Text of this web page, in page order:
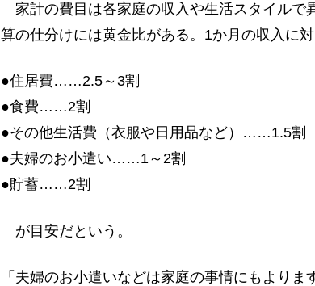
家計の費目は各家庭の収入や生活スタイルで
算の仕分けには黄金比がある。1か月の収入に対
●住居費……2.5～3割
●食費……2割
●その他生活費（衣服や日用品など）……1.5割
●夫婦のお小遣い……1～2割
●貯蓄……2割
が目安だという。
「夫婦のお小遣いなどは家庭の事情にもより